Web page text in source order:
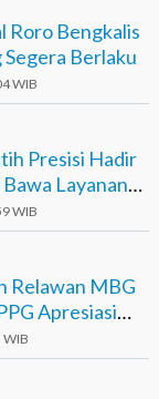
Roro Bengkalis
Berlaku
WIB
Presisi Hadir
Layanan
WIB
Relawan MBG
Apresiasi
WIB